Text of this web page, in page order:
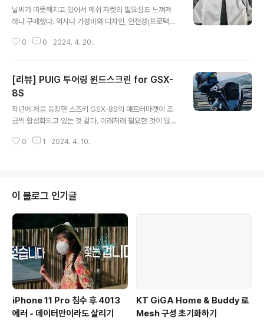
날씨가 따뜻해지고 있어서 메쉬 자켓의 필요성도 느껴져
하나 구매했다. 역시나 가성비와 디자인, 안전성(프로텍터)
자켓을 판매하고 있었는데 내가 원하는 선을 딱 넘어서 구
머 보스 MA-1 을 입는 것보다는 이런 메쉬자켓을 입는 게
좋았다. 디자인도 바이크 자켓 중에서도 내 취향에 딱 맞았
다. 나에게는 너무 바이크 자켓 같은 디자인(?)이나 화려한
컬러(특히, 빨간색)가 들어간 것이 예뻐보이지 않더라. 이
깨, 팔꿈치, 가슴까지 모두 보호대가 들어 있어서 안전감이
0 0 2024. 4. 20.
[리뷰] PUIG 투어링 윈드스크린 for GSX-
8S
작년에 처음 등장한 스즈키 GSX-8S의 애프터마켓이 조
금씩 활성화되고 있는 것 같다. 이래저래 필요한 것이 많다
느꼈었다. 주행풍이 적잖이 세다고 느꼈고, 계기판이 너무
리뷰를 해보자면, 마음에 드는 외관 햇빛 차단 효과 탁월 장
착 매우 쉬움 주행풍 절감 효과는 미미함(크게 체감되는 변
화는 없음) 바이크가 좀 더 예뻐 보이는 것(내 눈에만 그렇
긴 함)과 햇빛 차단 효과가 좋아서 마음에 든다! 다음에 살
것은 프레임 슬라이더가 될 것 같다. 원래도 빨리 사려고 했
었는데, 어제 제꿍을 ..
0 1 2024. 4. 10.
이 블로그 인기글
iPhone 11 Pro 침수 후 4013
에러 - 데이터만이라도 살리기
KT GiGA Home & Buddy 로
Mesh 구성 초기화하기